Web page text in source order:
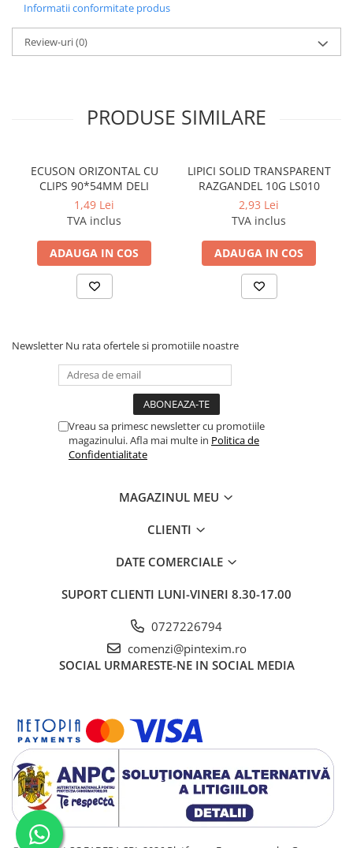
Informatii conformitate produs
Review-uri(0)
PRODUSE SIMILARE
ECUSON ORIZONTAL CU
CLIPS 90*54MM DELI
1,49 Lei
TVA inclus
ADAUGA IN COS
LIPICI SOLID TRANSPARENT
RAZGANDEL 10G LS010
2,93 Lei
TVA inclus
ADAUGA IN COS
Newsletter Nu rata ofertele si promotiile noastre
Vreau sa primesc newsletter cu promotiile
magazinului. Afla mai multe in Politica de
Confidentialitate
MAGAZINUL MEU
CLIENTI
DATE COMERCIALE
SUPORT CLIENTI LUNI-VINERI 8.30-17.00
0727226794
comenzi@pintexim.ro
SOCIAL URMARESTE-NE IN SOCIAL MEDIA